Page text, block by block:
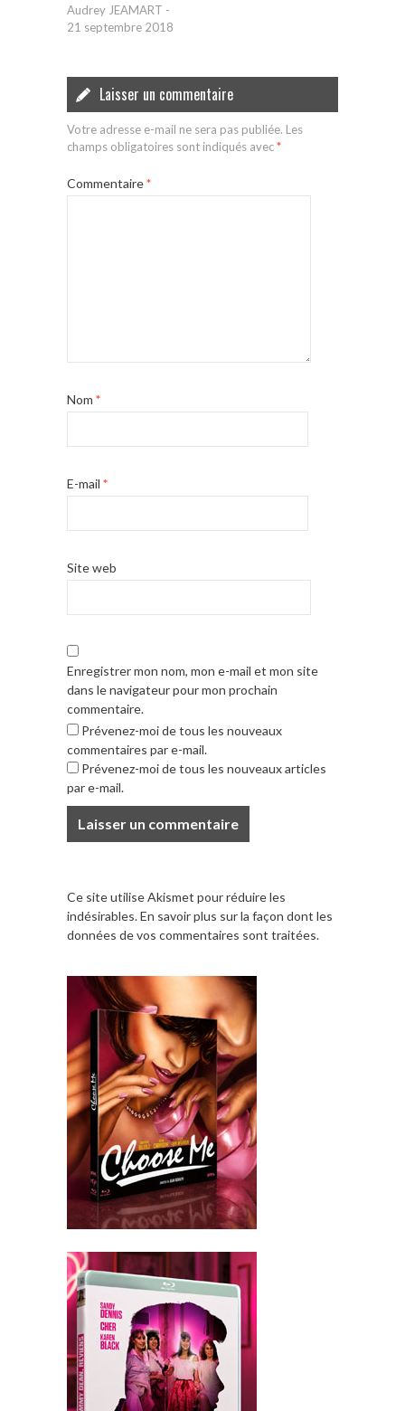
Audrey JEAMART -
21 septembre 2018
Laisser un commentaire
Votre adresse e-mail ne sera pas publiée. Les
champs obligatoires sont indiqués avec*
Commentaire*
Nom *
E-mail *
Site web
Enregistrer mon nom, mon e-mail et mon site
dans le navigateur pour mon prochain
commentaire.
Prévenez-moi de tous les nouveaux
commentaires par e-mail.
Prévenez-moi de tous les nouveaux articles
par e-mail.
Ce site utilise Akismet pour réduire les
indésirables.En savoir plus sur la façon dont les
données de vos commentaires sont traitées.